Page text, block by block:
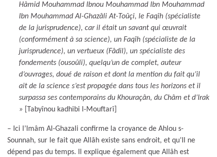
Hâmid Mouhammad Ibnou Mouhammad Ibn Mouhammad
Ibn Mouhammad Al-Ghazâli At-Toûçi, le Faqîh (spécialiste
de la jurisprudence), car il était un savant qui œuvrait
(conformément à sa science), un Faqîh (spécialiste de la
jurisprudence), un vertueux (Fâdil), un spécialiste des
fondements (ousoûli), quelqu’un de complet, auteur
d’ouvrages, doué de raison et dont la mention du fait qu’il
ait de la science s’est propagée dans tous les horizons et il
surpassa ses contemporains du Khouraçân, du Châm et d’Irak
»
[Tabyînou kadhibi l-Mouftarî]
– Ici l’Imâm Al-Ghazali confirme la croyance de Ahlou s-
Sounnah, sur le fait que Allâh existe sans endroit, et qu’Il ne
dépend pas du temps. Il explique également que Allâh est